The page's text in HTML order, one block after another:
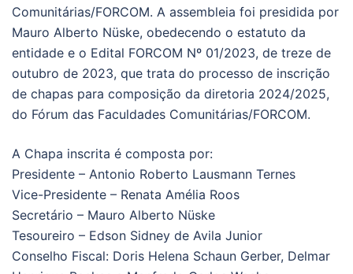
Comunitárias/FORCOM. A assembleia foi presidida por
Mauro Alberto Nüske, obedecendo o estatuto da
entidade e o Edital FORCOM Nº 01/2023, de treze de
outubro de 2023, que trata do processo de inscrição
de chapas para composição da diretoria 2024/2025,
do Fórum das Faculdades Comunitárias/FORCOM.
A Chapa inscrita é composta por:
Presidente – Antonio Roberto Lausmann Ternes
Vice-Presidente – Renata Amélia Roos
Secretário – Mauro Alberto Nüske
Tesoureiro – Edson Sidney de Avila Junior
Conselho Fiscal: Doris Helena Schaun Gerber, Delmar